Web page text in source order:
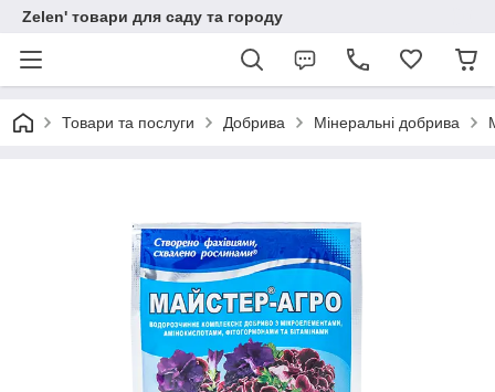
Zelen' товари для саду та городу
Товари та послуги Добрива Мінеральні добрива